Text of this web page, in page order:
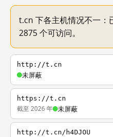
t.cn 下各主机情况不一：
2875 个可访问。
http://t.cn
未屏蔽
https://t.cn
截至 2026 年 未屏蔽
http://t.cn/h4DJOU